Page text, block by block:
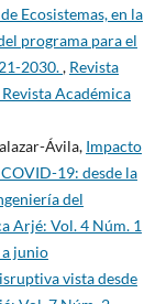
Ecosistemas, en la
programa para el
2030., Revista
Académica
Ávila, Impacto
19: desde la
del
Arjé: Vol. 4 Núm. 1
a junio
vista desde